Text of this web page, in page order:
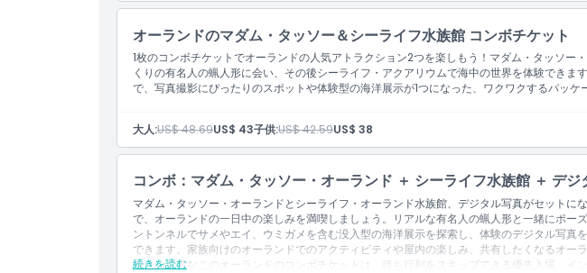
キャンセルポリシー
オーランドのマダム・タッソー＆シーライフ水族館 コンボチケット
1枚のコンボチケットでオーランドの人気アトラクション2つを楽しもう！マダム・タッソー
くりの有名人の蝋人形に会い、その後シーライフ・アクアリウムで海中の世界を体験できま
で、写真撮影にぴったりのスポットや体験型の海洋展示が1つになった、ワクワクするパッケ
大人:US$ 48.69US$ 43子供:US$ 42.59US$ 38
コンボ：マダム・タッソー・オーランド ＋ シーライフ水族館 ＋ デジ
マダム・タッソー・オーランドとシーライフ・オーランド水族館、デジタル写真がセットに
で、オーランドの一日中の楽しみを満喫しましょう。リアルな有名人の蝋人形と一緒にポー
ントンネルでサメやエイ、ウミガメを含む没入型の海洋展示を探索し、体験のデジタル写真
できます。家族向けのオーランドでのアクティビティや屋内の楽しみ、共有したくなるオー
作りに最適なこのオーランドのコンボチケットは、待ち行列をスキップできる優先入場、イン
続きを読む